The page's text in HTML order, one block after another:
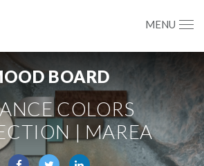
MENU
BOARD
COLORS
| MAREA